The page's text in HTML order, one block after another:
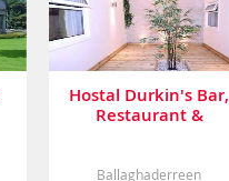
Hostal Durkin's Bar,
Restaurant &
Ballaghaderreen